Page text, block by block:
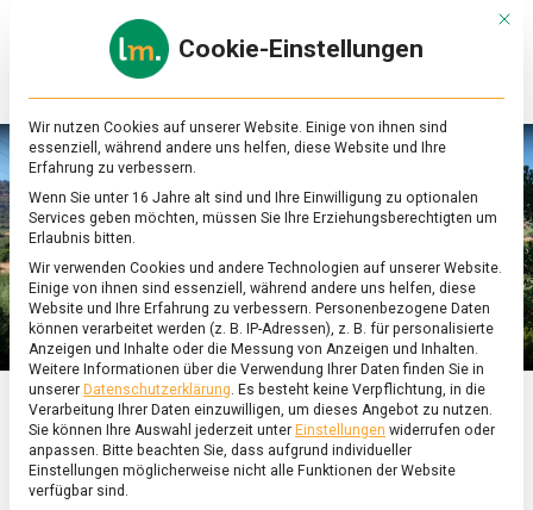
Online-
Magazin
zu
&
Ernährung
ERNÄHRUNG & GESUNDHEIT/FEATURED
Urlaubsgrüße und
Mit
Cookie-Einstellungen
Wir nutzen Cookies auf unserer Website. Einige von ihnen sind
essenziell, während andere uns helfen, diese Website und Ihre
Erfahrung zu verbessern.
Wenn Sie unter 16 Jahre alt sind und Ihre Einwilligung zu optionalen
Services geben möchten, müssen Sie Ihre Erziehungsberechtigten um
Erlaubnis bitten.
Wir verwenden Cookies und andere Technologien auf unserer Website.
Einige von ihnen sind essenziell, während andere uns helfen, diese
Website und Ihre Erfahrung zu verbessern. Personenbezogene Daten
können verarbeitet werden (z. B. IP-Adressen), z. B. für personalisierte
Anzeigen und Inhalte oder die Messung von Anzeigen und Inhalten.
Weitere Informationen über die Verwendung Ihrer Daten finden Sie in
unserer Datenschutzerklärung. Es besteht keine Verpflichtung, in die
Verarbeitung Ihrer Daten einzuwilligen, um dieses Angebot zu nutzen.
Sie können Ihre Auswahl jederzeit unter Einstellungen widerrufen oder
anpassen. Bitte beachten Sie, dass aufgrund individueller
Einstellungen möglicherweise nicht alle Funktionen der Website
verfügbar sind.